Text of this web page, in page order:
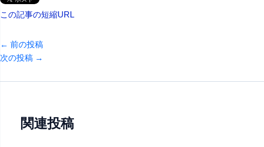
この記事の短縮URL
← 前の投稿
次の投稿 →
関連投稿